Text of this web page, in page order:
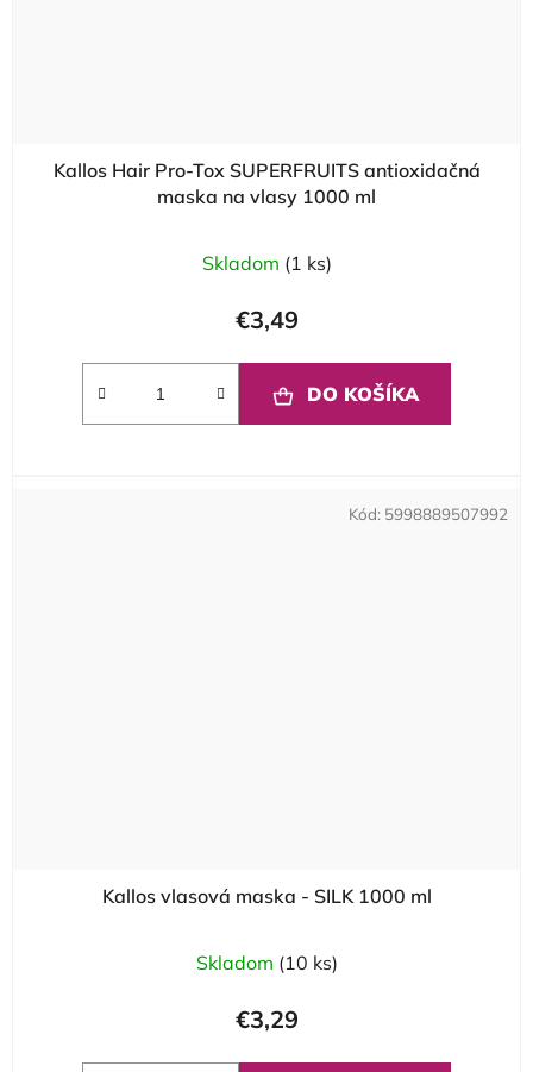
Kallos Hair Pro-Tox SUPERFRUITS antioxidačná
maska na vlasy 1000 ml
Skladom (1 ks)
€3,49
DO KOŠÍKA
Kallos vlasová maska - SILK 1000 ml
Skladom (10 ks)
€3,29
Kód: 5998889507992